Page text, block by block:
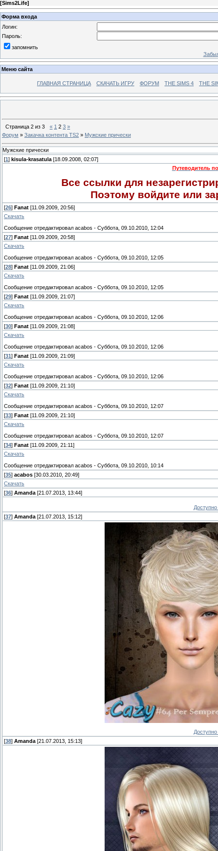
[Sims2Life]
Форма входа
Логин:
Пароль:
запомнить
Меню сайта
ГЛАВНАЯ СТРАНИЦА СКАЧАТЬ ИГРУ ФОРУМ THE SIMS 4 THE
Страница 2 из 3 « 1 2 3 »
Форум » Закачка контента TS2 » Мужские прически
Мужские прически
[1 ] kisula-krasatula [18.09.2008, 02:07]
Путеводитель
Все ссылки для
Поэтому войдите или
[26] Fanat [11.09.2009, 20:56]
Скачать
Сообщение отредактировал acabos - Суббота, 09.10.2010, 12:04
[27] Fanat [11.09.2009, 20:58]
Скачать
Сообщение отредактировал acabos - Суббота, 09.10.2010, 12:05
[28] Fanat [11.09.2009, 21:06]
Скачать
Сообщение отредактировал acabos - Суббота, 09.10.2010, 12:05
[29] Fanat [11.09.2009, 21:07]
Скачать
Сообщение отредактировал acabos - Суббота, 09.10.2010, 12:06
[30] Fanat [11.09.2009, 21:08]
Скачать
Сообщение отредактировал acabos - Суббота, 09.10.2010, 12:06
[31 ] Fanat [11.09.2009, 21:09]
Скачать
Сообщение отредактировал acabos - Суббота, 09.10.2010, 12:06
[32] Fanat [11.09.2009, 21:10]
Скачать
Сообщение отредактировал acabos - Суббота, 09.10.2010, 12:07
[33] Fanat [11.09.2009, 21:10]
Скачать
Сообщение отредактировал acabos - Суббота, 09.10.2010, 12:07
[34] Fanat [11.09.2009, 21:11]
Скачать
Сообщение отредактировал acabos - Суббота, 09.10.2010, 10:14
[35] acabos [30.03.2010, 20:49]
Скачать
[36] Amanda [21.07.2013, 13:44]
[37] Amanda [21.07.2013, 15:12]
[38] Amanda [21.07.2013, 15:13]